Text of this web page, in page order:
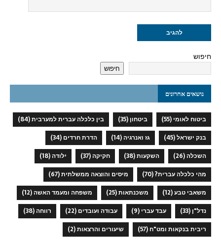
חיפוש
חיפוש
נושאים אחרונים
ביטוח לאומי (55) ביטחון (35) בין כלכלה עברית למערבית(84)
בנק ישראל(45) גז ואנרגיה(14) הדרת חרדים (34)
השכלה(26) השקעות(38) חקיקה(37) ילודה(18)
מהי כלכלה עברית?(70) מיסים והוצאה ממשלתית(67)
משאבי טבע(12) משכנתאות(25) משפחה ומעמד האשה(12)
נדל"ן (33) עבד עברי (9) עבודה ועובדים (22) רווחה(38)
ריבית בנקאות ומט"ח (57) שיעורים והרצאות(2)